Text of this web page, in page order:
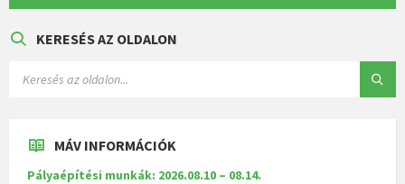
KERESÉS AZ OLDALON
MÁV INFORMÁCIÓK
Pályaépítési munkák: 2026.08.10 – 08.14.